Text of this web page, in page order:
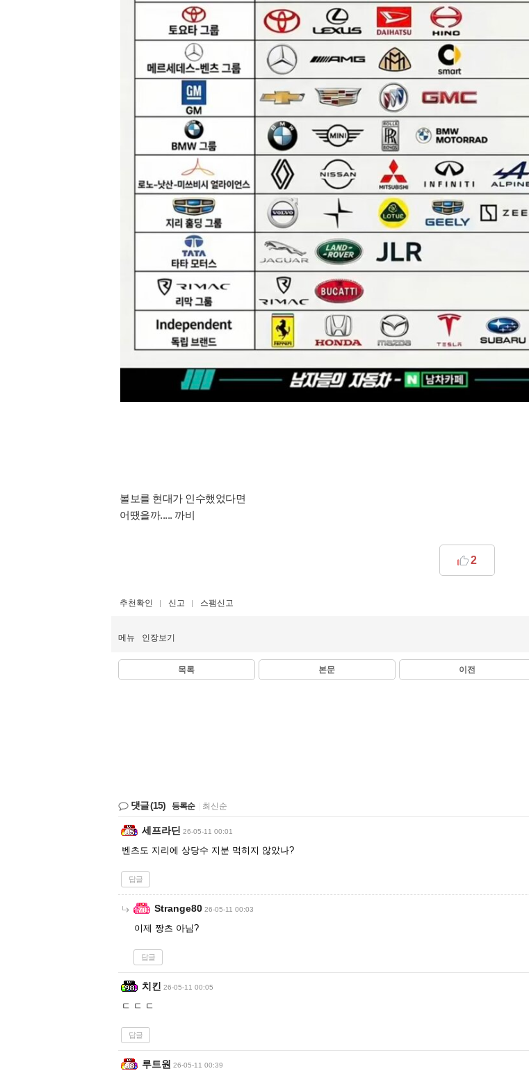
볼보를 현대가 인수했었다면
어땠을까..... 까비
2
추천확인 신고 스팸신고
메뉴 인장보기
목록 본문 이전
댓글(15) 등록순 최신순
세프라딘 26-05-11 00:01
벤츠도 지리에 상당수 지분 먹히지 않았나?
답글
Strange80 26-05-11 00:03
이제 짱츠 아님?
답글
치킨 26-05-11 00:05
ㄷ ㄷ ㄷ
답글
루트원 26-05-11 00:39